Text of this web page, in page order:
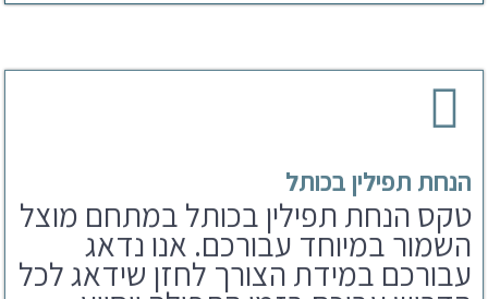
הנחת תפילין בכותל
השמור במיוחד עבורכם. אנו נדאג
עבורכם במידת הצורך לחזן שידאג לכל
הדרוש עבוכם בזמן התפילה ויסייע
לחתן בר מצווה בקריאת התורה.